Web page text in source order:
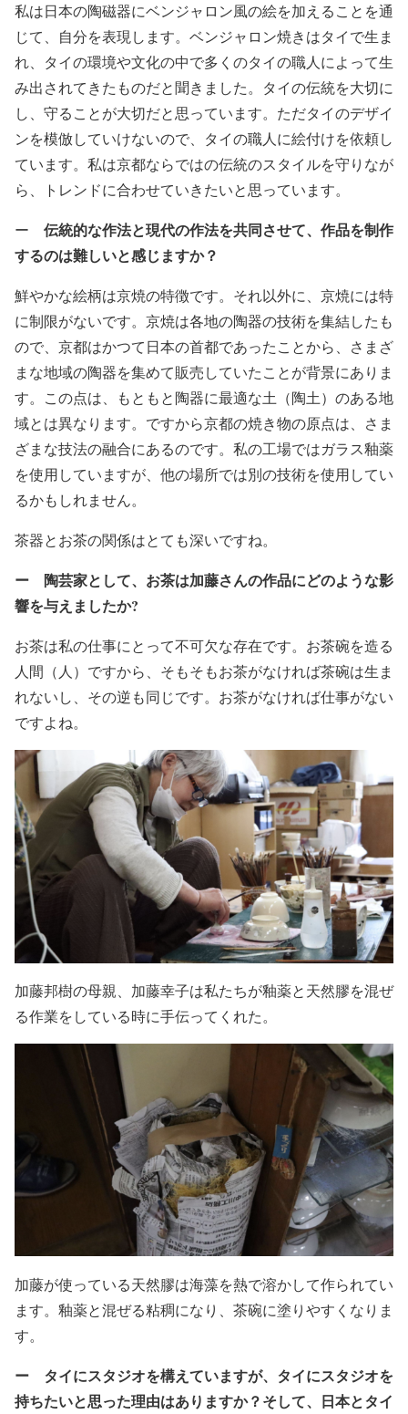
私は日本の陶磁器にベンジャロン風の絵を加えることを通
じて、自分を表現します。ベンジャロン焼きはタイで生ま
れ、タイの環境や文化の中で多くのタイの職人によって生
み出されてきたものだと聞きました。タイの伝統を大切に
し、守ることが大切だと思っています。ただタイのデザイ
ンを模倣していけないので、タイの職人に絵付けを依頼し
ています。私は京都ならではの伝統のスタイルを守りなが
ら、トレンドに合わせていきたいと思っています。
ー 伝統的な作法と現代の作法を共同させて、作品を制作
するのは難しいと感じますか？
鮮やかな絵柄は京焼の特徴です。それ以外に、京焼には特
に制限がないです。京焼は各地の陶器の技術を集結したも
ので、京都はかつて日本の首都であったことから、さまざ
まな地域の陶器を集めて販売していたことが背景にありま
す。この点は、もともと陶器に最適な土（陶土）のある地
域とは異なります。ですから京都の焼き物の原点は、さま
ざまな技法の融合にあるのです。私の工場ではガラス釉薬
を使用していますが、他の場所では別の技術を使用してい
るかもしれません。
茶器とお茶の関係はとても深いですね。
ー 陶芸家として、お茶は加藤さんの作品にどのような影
響を与えましたか?
お茶は私の仕事にとって不可欠な存在です。お茶碗を造る
人間（人）ですから、そもそもお茶がなければ茶碗は生ま
れないし、その逆も同じです。お茶がなければ仕事がない
ですよね。
加藤邦樹の母親、加藤幸子は私たちが釉薬と天然膠を混ぜ
る作業をしている時に手伝ってくれた。
加藤が使っている天然膠は海藻を熱で溶かして作られてい
ます。釉薬と混ぜる粘稠になり、茶碗に塗りやすくなりま
す。
ー タイにスタジオを構えていますが、タイにスタジオを
持ちたいと思った理由はありますか？そして、日本とタイ